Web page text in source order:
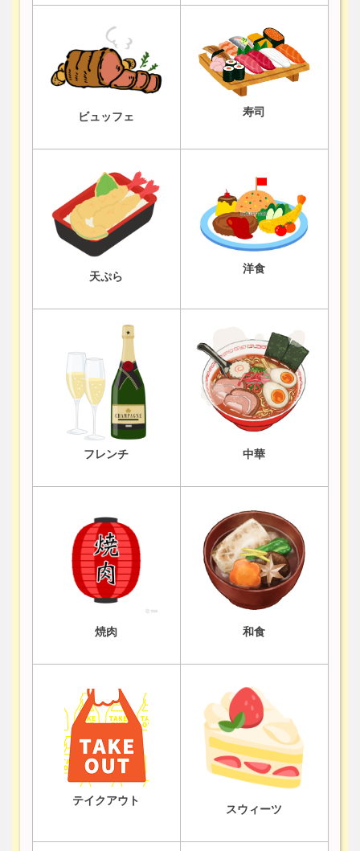
ビュッフェ 寿司
天ぷら
洋食
フレンチ 中華
焼肉 和食
テイクアウト
スウィーツ